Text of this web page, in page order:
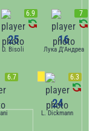
6.7 6.3
24
L. Dickmann
6.9
25
D. Bisoli
7
16
Лука Д'Андреа